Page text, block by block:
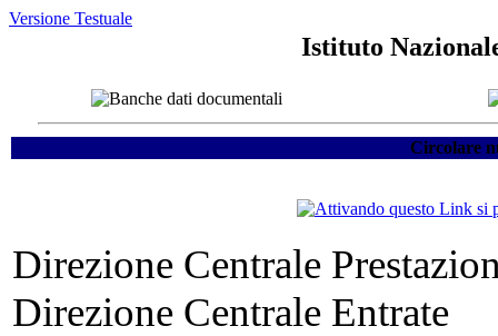
Versione Testuale
Istituto
Circolare
Direzione Centrale
Direzione Centrale Entrate